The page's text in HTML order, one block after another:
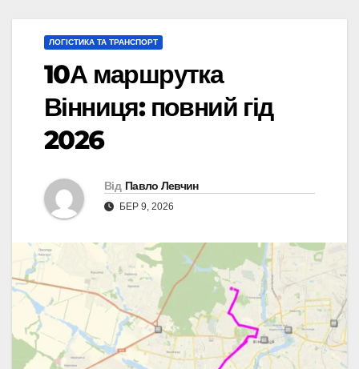
ЛОГІСТИКА ТА ТРАНСПОРТ
10А маршрутка
Вінниця: повний гід
2026
Від Павло Левчин
БЕР 9, 2026